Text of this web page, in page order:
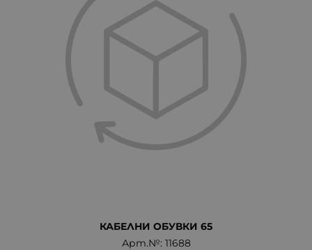
КАБЕЛНИ ОБУВКИ 65
Арт.№: 11688